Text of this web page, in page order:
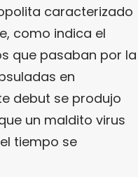
caracterizado
como indica el
que pasaban por la
en
debut se produjo
un maldito virus
tiempo se